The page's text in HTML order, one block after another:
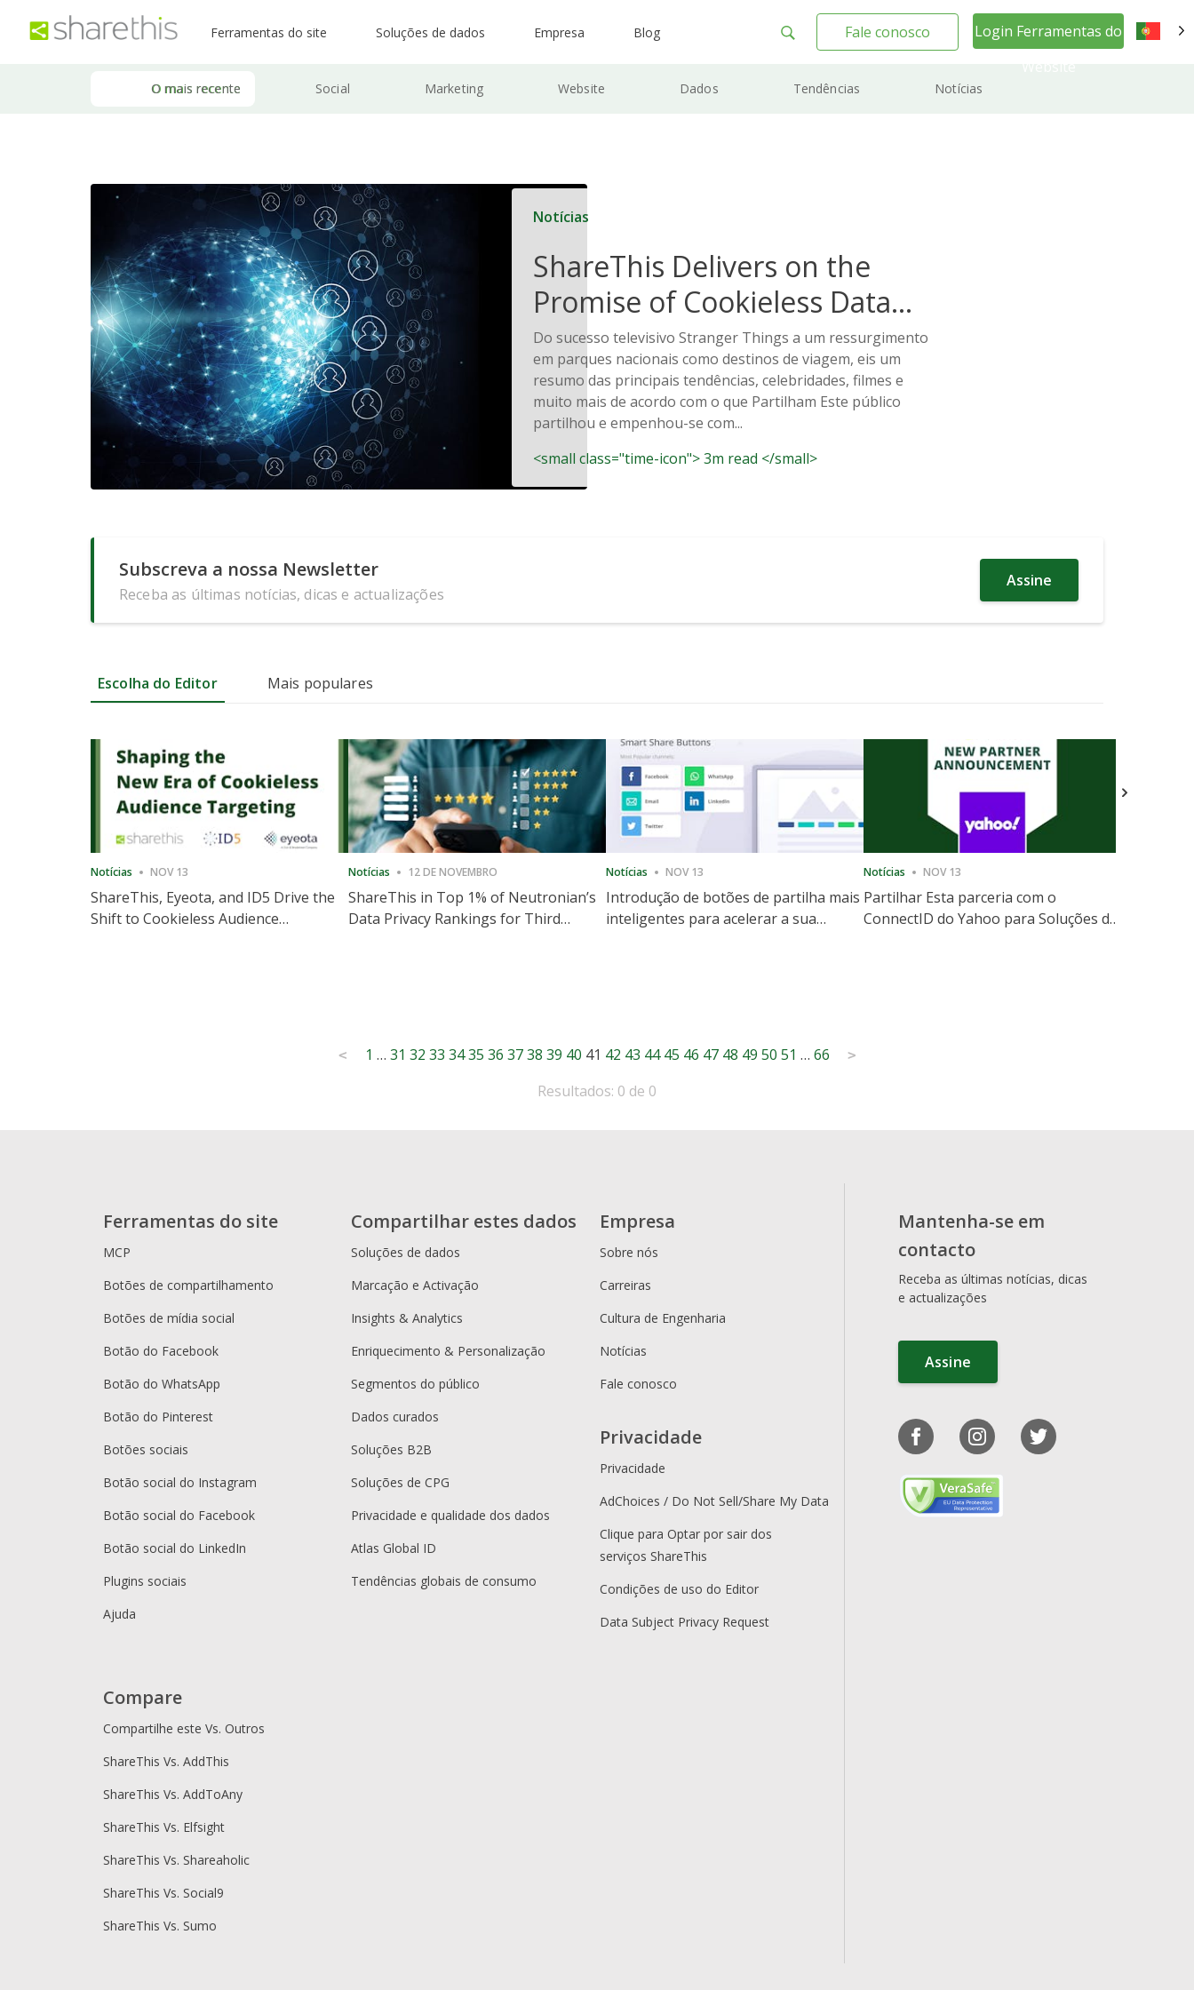
Ferramentas do site Soluções de dados Empresa Blog Fale conosco
Login Ferramentas do
O mais recente Social Marketing Website Dados Tendências Notícias
Notícias
ShareThis Delivers on the
Promise of Cookieless Data
Solutions
Do sucesso televisivo Stranger Things a um ressurgimento
em parques nacionais como destinos de viagem, eis um
resumo das principais tendências, celebridades, filmes e
muito mais de acordo com o que Partilham Este público
partilhou e empenhou-se com...
<small class="time-icon"> 3m read </small>
Subscreva a nossa Newsletter
Receba as últimas notícias, dicas e actualizações
Assine
Escolha do Editor Mais populares
Notícias NOV 13
ShareThis, Eyeota, and ID5 Drive the
Shift to Cookieless Audience
Notícias 12 DE NOVEMBRO
ShareThis in Top 1% of Neutronian’s
Data Privacy Rankings for Third
Notícias NOV 13
Introdução de botões de partilha mais
inteligentes para acelerar a sua
Notícias NOV 13
Partilhar Esta parceria com o
ConnectID do Yahoo para Soluções de
< 1 … 31 32 33 34 35 36 37 38 39 40 41 42 43 44 45 46 47 48 49 50 51 … 66 >
Resultados: 0 de 0
Ferramentas do site
MCP
Botões de compartilhamento
Botões de mídia social
Botão do Facebook
Botão do WhatsApp
Botão do Pinterest
Botões sociais
Botão social do Instagram
Botão social do Facebook
Botão social do LinkedIn
Plugins sociais
Ajuda
Compartilhar estes dados
Soluções de dados
Marcação e Activação
Insights & Analytics
Enriquecimento & Personalização
Segmentos do público
Dados curados
Soluções B2B
Soluções de CPG
Privacidade e qualidade dos dados
Atlas Global ID
Tendências globais de consumo
Empresa
Sobre nós
Carreiras
Cultura de Engenharia
Notícias
Fale conosco
Privacidade
Privacidade
AdChoices / Do Not Sell/Share My Data
Clique para Optar por sair dos
serviços ShareThis
Condições de uso do Editor
Data Subject Privacy Request
Compare
Compartilhe este Vs. Outros
ShareThis Vs. AddThis
ShareThis Vs. AddToAny
ShareThis Vs. Elfsight
ShareThis Vs. Shareaholic
ShareThis Vs. Social9
ShareThis Vs. Sumo
Mantenha-se em
contacto
Receba as últimas notícias, dicas
e actualizações
Assine